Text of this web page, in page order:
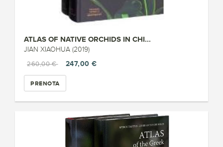
ATLAS OF NATIVE ORCHIDS IN CHI...
JIAN XIAOHUA (2019)
260,00 €
247,00 €
PRENOTA